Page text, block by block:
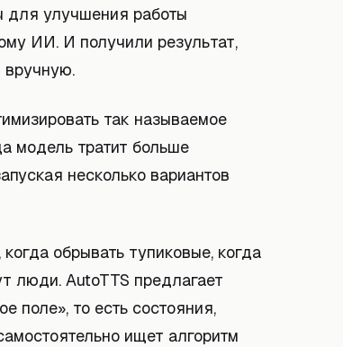
для улучшения работы
ИИ. И получили результат,
вручную.
так называемое
модель тратит больше
несколько вариантов
обрывать тупиковые, когда
люди. AutoTTS предлагает
поле», то есть состояния,
ищет алгоритм